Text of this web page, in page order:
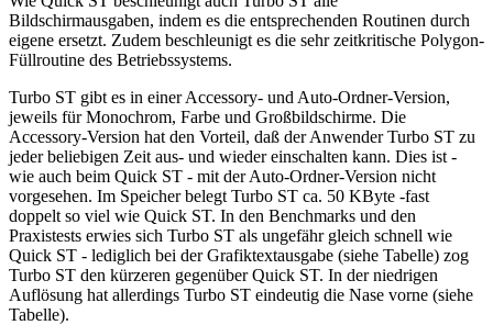
Bildschirmausgaben, indem es die entsprechenden Routinen durch
eigene ersetzt. Zudem beschleunigt es die sehr zeitkritische Polygon-
Füllroutine des Betriebssystems.
Turbo ST gibt es in einer Accessory- und Auto-Ordner-Version,
jeweils für Monochrom, Farbe und Großbildschirme. Die
Accessory-Version hat den Vorteil, daß der Anwender Turbo ST zu
jeder beliebigen Zeit aus- und wieder einschalten kann. Dies ist -
wie auch beim Quick ST - mit der Auto-Ordner-Version nicht
vorgesehen. Im Speicher belegt Turbo ST ca. 50 KByte -fast
doppelt so viel wie Quick ST. In den Benchmarks und den
Praxistests erwies sich Turbo ST als ungefähr gleich schnell wie
Quick ST - lediglich bei der Grafiktextausgabe (siehe Tabelle) zog
Turbo ST den kürzeren gegenüber Quick ST. In der niedrigen
Auflösung hat allerdings Turbo ST eindeutig die Nase vorne (siehe
Tabelle).